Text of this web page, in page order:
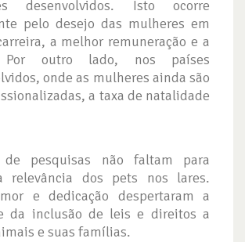
desenvolvidos. Isto ocorre
pelo desejo das mulheres em
a melhor remuneração e a
Por outro lado, nos países
onde as mulheres ainda são
a taxa de natalidade
de pesquisas não faltam para
relevância dos pets nos lares.
e dedicação despertaram a
da inclusão de leis e direitos a
e suas famílias.